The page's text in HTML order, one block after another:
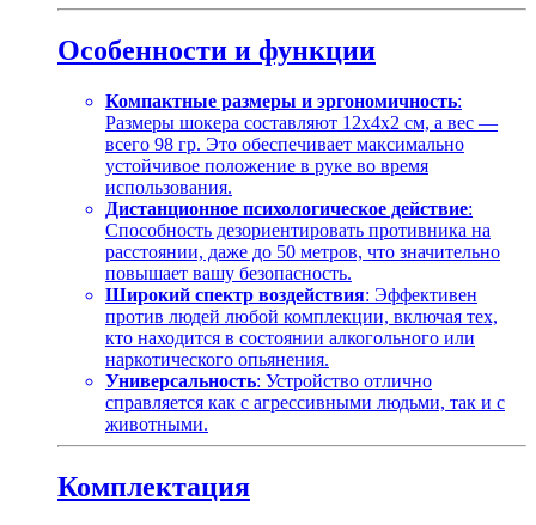
Особенности и функции
Компактные размеры и эргономичность:
Размеры шокера составляют 12х4х2 см, а вес —
всего 98 гр. Это обеспечивает максимально
устойчивое положение в руке во время
использования.
Дистанционное психологическое действие:
Способность дезориентировать противника на
расстоянии, даже до 50 метров, что значительно
повышает вашу безопасность.
Широкий спектр воздействия: Эффективен
против людей любой комплекции, включая тех,
кто находится в состоянии алкогольного или
наркотического опьянения.
Универсальность: Устройство отлично
справляется как с агрессивными людьми, так и с
животными.
Комплектация